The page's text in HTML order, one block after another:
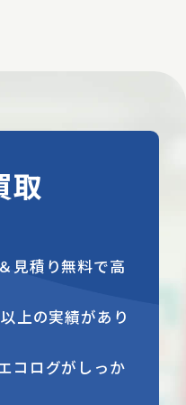
取
見積り無料で高
上の実績があり
コログがしっか